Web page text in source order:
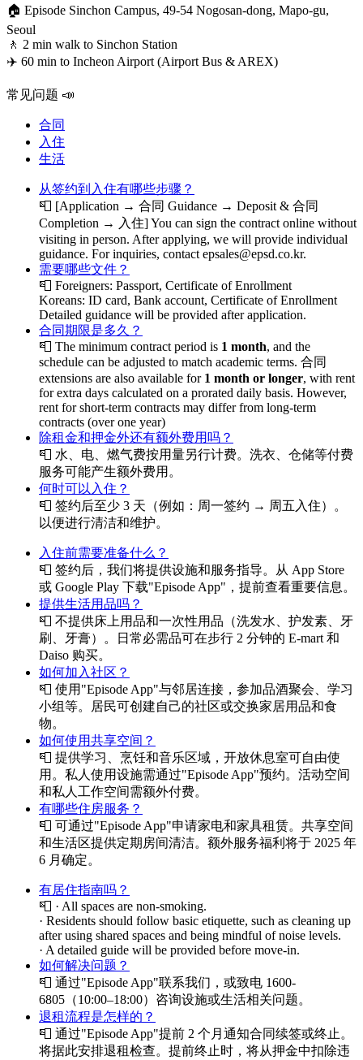
🏠 Episode Sinchon Campus, 49-54 Nogosan-dong, Mapo-gu,
Seoul
🚶 2 min walk to Sinchon Station
✈️ 60 min to Incheon Airport (Airport Bus & AREX)
常见问题 📣
合同
入住
生活
从签约到入住有哪些步骤？
📮 [Application → 合同 Guidance → Deposit & 合同
Completion → 入住] You can sign the contract online without
visiting in person. After applying, we will provide individual
guidance. For inquiries, contact epsales@epsd.co.kr.
需要哪些文件？
📮 Foreigners: Passport, Certificate of Enrollment
Koreans: ID card, Bank account, Certificate of Enrollment
Detailed guidance will be provided after application.
合同期限是多久？
📮 The minimum contract period is 1 month, and the
schedule can be adjusted to match academic terms. 合同
extensions are also available for 1 month or longer, with rent
for extra days calculated on a prorated daily basis. However,
rent for short-term contracts may differ from long-term
contracts (over one year)
除租金和押金外还有额外费用吗？
📮 水、电、燃气费按用量另行计费。洗衣、仓储等付费
服务可能产生额外费用。
何时可以入住？
📮 签约后至少 3 天（例如：周一签约 → 周五入住）。
以便进行清洁和维护。
入住前需要准备什么？
📮 签约后，我们将提供设施和服务指导。从 App Store
或 Google Play 下载"Episode App"，提前查看重要信息。
提供生活用品吗？
📮 不提供床上用品和一次性用品（洗发水、护发素、牙
刷、牙膏）。日常必需品可在步行 2 分钟的 E-mart 和
Daiso 购买。
如何加入社区？
📮 使用"Episode App"与邻居连接，参加品酒聚会、学习
小组等。居民可创建自己的社区或交换家居用品和食
物。
如何使用共享空间？
📮 提供学习、烹饪和音乐区域，开放休息室可自由使
用。私人使用设施需通过"Episode App"预约。活动空间
和私人工作空间需额外付费。
有哪些住房服务？
📮 可通过"Episode App"申请家电和家具租赁。共享空间
和生活区提供定期房间清洁。额外服务福利将于 2025 年
6 月确定。
有居住指南吗？
📮 · All spaces are non-smoking.
· Residents should follow basic etiquette, such as cleaning up
after using shared spaces and being mindful of noise levels.
· A detailed guide will be provided before move-in.
如何解决问题？
📮 通过"Episode App"联系我们，或致电 1600-
6805（10:00–18:00）咨询设施或生活相关问题。
退租流程是怎样的？
📮 通过"Episode App"提前 2 个月通知合同续签或终止。
将据此安排退租检查。提前终止时，将从押金中扣除违